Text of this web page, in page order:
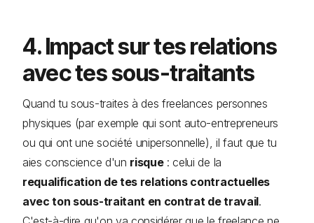
4. Impact sur tes relations
avec tes sous-traitants
Quand tu sous-traites à des freelances personnes
physiques (par exemple qui sont auto-entrepreneurs
ou qui ont une société unipersonnelle), il faut que tu
aies conscience d'un risque: celui de la
requalification de tes relations contractuelles
avec ton sous-traitant en contrat de travail.